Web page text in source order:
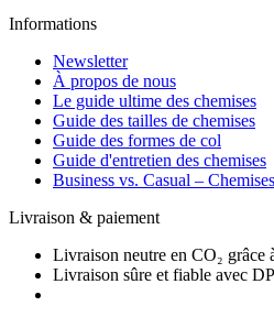
Informations
Newsletter
À propos de nous
Le guide ultime des chemises
Guide des tailles de chemises
Guide des formes de col
Guide d'entretien des chemises
Business vs. Casual –
Livraison & paiement
Livraison neutre en CO₂ grâce
Livraison sûre et fiable avec